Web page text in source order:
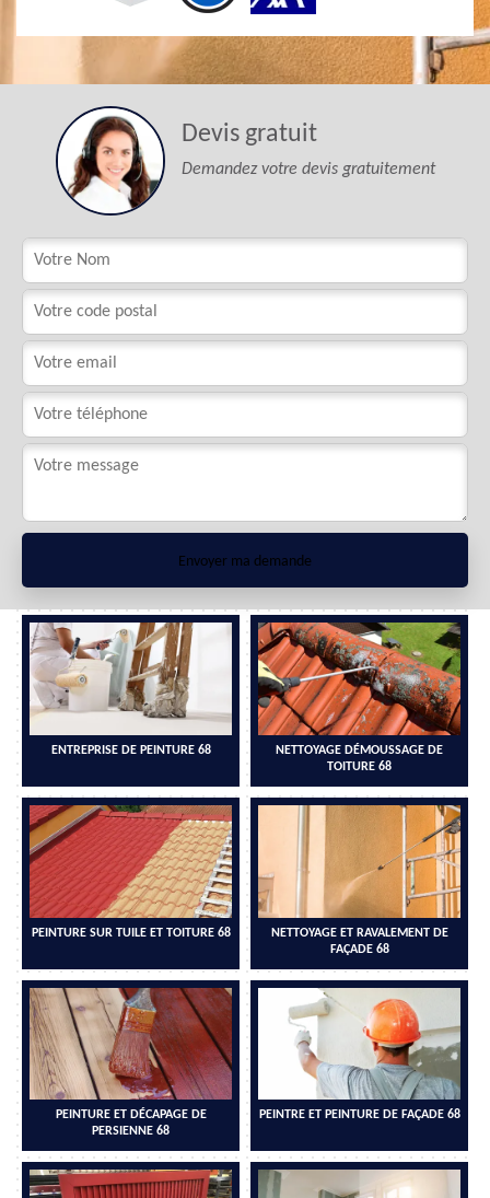
Devis gratuit
Demandez votre devis gratuitement
ENTREPRISE DE PEINTURE 68
NETTOYAGE DÉMOUSSAGE DE
TOITURE 68
PEINTURE SUR TUILE ET TOITURE 68
NETTOYAGE ET RAVALEMENT DE
FAÇADE 68
PEINTURE ET DÉCAPAGE DE
PERSIENNE 68
PEINTRE ET PEINTURE DE FAÇADE 68